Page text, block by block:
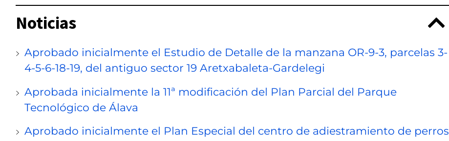
Noticias
Aprobado inicialmente el Estudio de Detalle de la manzana OR-9-3, parcelas 3-
4-5-6-18-19, del antiguo sector 19 Aretxabaleta-Gardelegi
Aprobada inicialmente la 11ª modificación del Plan Parcial del Parque
Tecnológico de Álava
Aprobado inicialmente el Plan Especial del centro de adiestramiento de perros